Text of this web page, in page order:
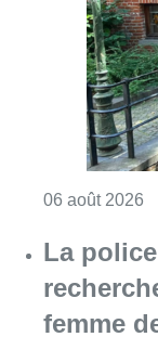
06 août 2026
La
femme